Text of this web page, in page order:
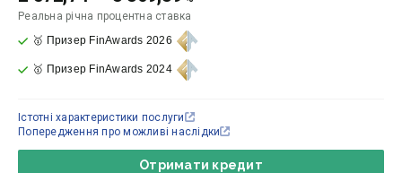
Реальна річна процентна ставка
Отримати кредит
🥇 Призер FinAwards 2026
🥇 Призер FinAwards 2024
Істотні характеристики послуги
Попередження про можливі наслідки